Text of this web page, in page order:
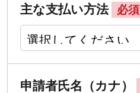
主な支払い方法 必須
申請者氏名（カナ）